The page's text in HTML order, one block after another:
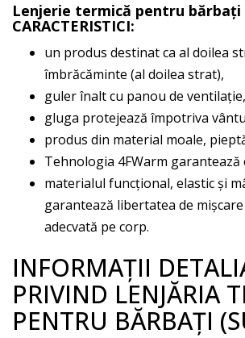
Lenjerie termică pentru bărbați
CARACTERISTICI:
un produs destinat ca al doilea
îmbrăcăminte (al doilea strat),
guler înalt cu panou de ventilație,
gluga protejează împotriva
produs din material moale,
Tehnologia 4FWarm
materialul funcțional, elastic și
garantează libertatea de
adecvată pe corp.
INFORMAȚII
PRIVIND LENJĂRIA
PENTRU BĂRBAȚI